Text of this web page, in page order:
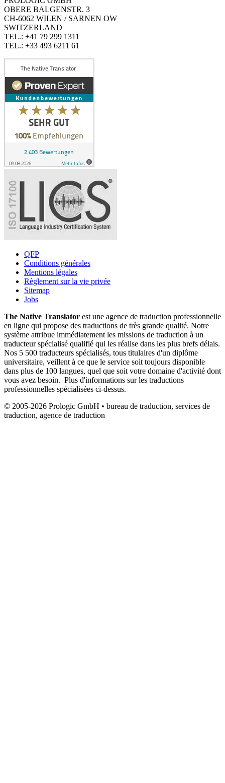
OBERE BALGENSTR. 3
CH-6062 WILEN / SARNEN OW
SWITZERLAND
TEL.: +41 79 299 1311
TEL.: +33 493 6211 61
QFP
Conditions générales
Mentions légales
Règlement sur la vie privée
Sitemap
Jobs
The Native Translator est une agence de traduction professionnelle
en ligne qui propose des traductions de très grande qualité. Notre
système attribue immédiatement les missions de traduction à un
traducteur spécialisé qualifié qui les réalise dans les plus brefs délais.
Nos 5 500 traducteurs spécialisés, tous titulaires d'un diplôme
universitaire, veillent à ce que le service soit toujours disponible
dans plus de 100 langues, quel que soit votre domaine d'activité dont
vous avez besoin. Plus d'informations sur les traductions
professionnelles spécialisées ci-dessus.
© 2005-2026 Prologic GmbH • bureau de traduction, services de
traduction, agence de traduction